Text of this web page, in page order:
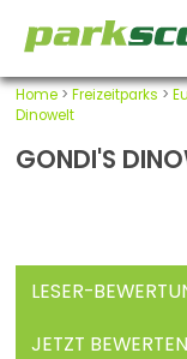
Home> Freizeitparks >
Dinowelt
GONDI'S
LESER-
JETZT BEWERTEN